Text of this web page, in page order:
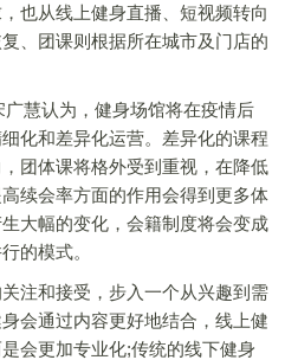
也从线上健身直播、短视频转向
、团课则根据所在城市及门店的
慧认为，健身场馆将在疫情后
化和差异化运营。差异化的课程
团体课将格外受到重视，在降低
续会率方面的作用会得到更多体
大幅的变化，会籍制度将会变成
的模式。
和接受，步入一个从兴趣到需
会通过内容更好地结合，线上健
会更加专业化;传统的线下健身